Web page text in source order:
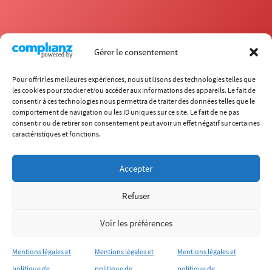
Gérer le consentement
Pour offrir les meilleures expériences, nous utilisons des technologies telles que
les cookies pour stocker et/ou accéder aux informations des appareils. Le fait de
consentir à ces technologies nous permettra de traiter des données telles que le
comportement de navigation ou les ID uniques sur ce site. Le fait de ne pas
consentir ou de retirer son consentement peut avoir un effet négatif sur certaines
caractéristiques et fonctions.
Accepter
Refuser
Voir les préférences
Mentions légales et
Mentions légales et
Mentions légales et
École
Formations
International
Vie étudiante
Carrières
Chaire ITECC
Qui sommes-nous ? Mentions légales Plan du site